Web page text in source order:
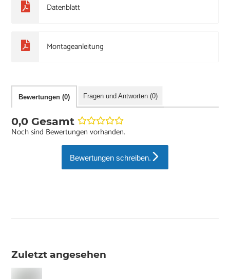
Datenblatt
Montageanleitung
Bewertungen (0) Fragen und Antworten (0)
0,0 Gesamt
Noch sind Bewertungen vorhanden.
Bewertungen schreiben.
Zuletzt angesehen